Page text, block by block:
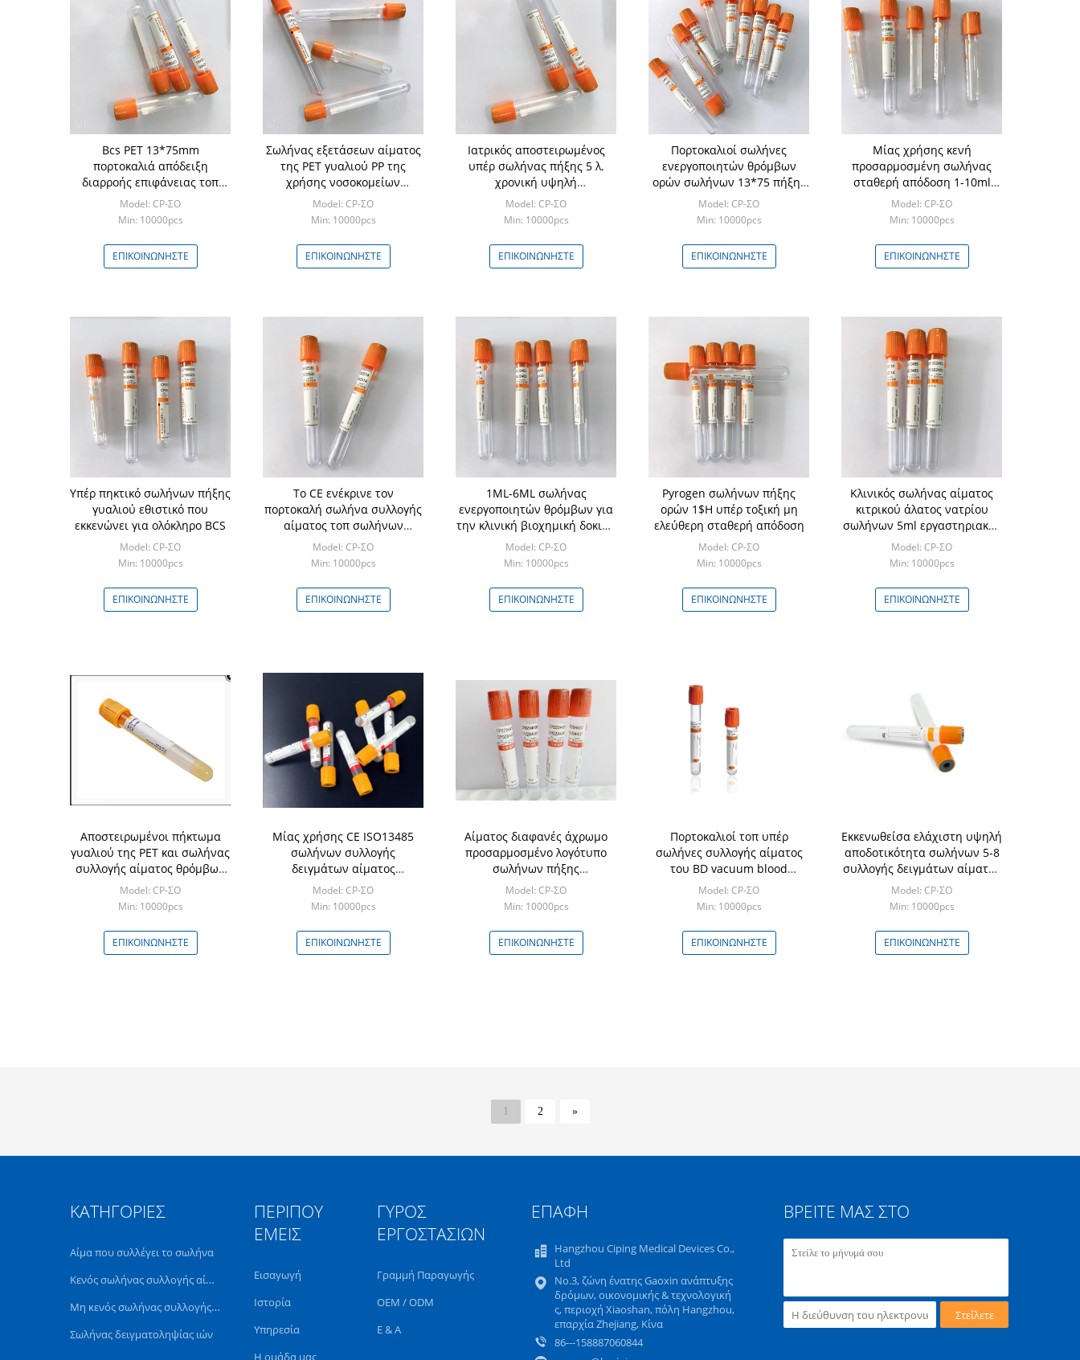
Bcs PET 13*75mm
πορτοκαλιά απόδειξη
διαρροής επιφάνειας τοπ
σωλήνων αίματος ομαλή
εσωτερική
Model: CP-ΣΟ
Min: 10000pcs
ΕΠΙΚΟΙΝΩΝΉΣΤΕ
Σωλήνας εξετάσεων αίματος
της PET γυαλιού PP της
χρήσης νοσοκομείων
ενεργοποιητών 4ml 5ml
θρόμβων ορών
Model: CP-ΣΟ
Min: 10000pcs
ΕΠΙΚΟΙΝΩΝΉΣΤΕ
Ιατρικός αποστειρωμένος
υπέρ σωλήνας πήξης 5 λ.
χρονική υψηλή
αποδοτικότητα
φυγοκεντρικότητας
Model: CP-ΣΟ
Min: 10000pcs
ΕΠΙΚΟΙΝΩΝΉΣΤΕ
Πορτοκαλιοί σωλήνες
ενεργοποιητών θρόμβων
ορών σωλήνων 13*75 πήξης
ΚΑΠ υπέρ
Model: CP-ΣΟ
Min: 10000pcs
ΕΠΙΚΟΙΝΩΝΉΣΤΕ
Μίας χρήσης κενή
προσαρμοσμένη σωλήνας
σταθερή απόδοση 1-10ml
συλλογής αίματος
Model: CP-ΣΟ
Min: 10000pcs
ΕΠΙΚΟΙΝΩΝΉΣΤΕ
Υπέρ πηκτικό σωλήνων πήξης
γυαλιού εθιστικό που
εκκενώνει για ολόκληρο BCS
Model: CP-ΣΟ
Min: 10000pcs
ΕΠΙΚΟΙΝΩΝΉΣΤΕ
Το CE ενέκρινε τον
πορτοκαλή σωλήνα συλλογής
αίματος τοπ σωλήνων
αίματος κενό
Model: CP-ΣΟ
Min: 10000pcs
ΕΠΙΚΟΙΝΩΝΉΣΤΕ
1ML-6ML σωλήνας
ενεργοποιητών θρόμβων για
την κλινική βιοχημική δοκιμή
εξέτασης
Model: CP-ΣΟ
Min: 10000pcs
ΕΠΙΚΟΙΝΩΝΉΣΤΕ
Pyrogen σωλήνων πήξης
ορών 1$Η υπέρ τοξική μη
ελεύθερη σταθερή απόδοση
Model: CP-ΣΟ
Min: 10000pcs
ΕΠΙΚΟΙΝΩΝΉΣΤΕ
Κλινικός σωλήνας αίματος
κιτρικού άλατος νατρίου
σωλήνων 5ml εργαστηριακής
υπέρ πήξης
Model: CP-ΣΟ
Min: 10000pcs
ΕΠΙΚΟΙΝΩΝΉΣΤΕ
Αποστειρωμένοι πήκτωμα
γυαλιού της PET και σωλήνας
συλλογής αίματος θρόμβων
καμία πρόσθετη ουσία
Model: CP-ΣΟ
Min: 10000pcs
ΕΠΙΚΟΙΝΩΝΉΣΤΕ
Μίας χρήσης CE ISO13485
σωλήνων συλλογής
δειγμάτων αίματος
πιστοποιημένο
Model: CP-ΣΟ
Min: 10000pcs
ΕΠΙΚΟΙΝΩΝΉΣΤΕ
Αίματος διαφανές άχρωμο
προσαρμοσμένο λογότυπο
σωλήνων πήξης
αποθήκευσης υπέρ
Model: CP-ΣΟ
Min: 10000pcs
ΕΠΙΚΟΙΝΩΝΉΣΤΕ
Πορτοκαλιοί τοπ υπέρ
σωλήνες συλλογής αίματος
του BD vacuum blood
colletion tube σωλήνων
πήξης
Model: CP-ΣΟ
Min: 10000pcs
ΕΠΙΚΟΙΝΩΝΉΣΤΕ
Εκκενωθείσα ελάχιστη υψηλή
αποδοτικότητα σωλήνων 5-8
συλλογής δειγμάτων αίματος
ορών
Model: CP-ΣΟ
Min: 10000pcs
ΕΠΙΚΟΙΝΩΝΉΣΤΕ
1 2 »
ΚΑΤΗΓΟΡΊΕΣ
Αίμα που συλλέγει το σωλήνα
Κενός σωλήνας συλλογής αίματος
Μη κενός σωλήνας συλλογής αίματος
Σωλήνας δειγματοληψίας ιών
ΠΕΡΊΠΟΥ
ΕΜΕΊΣ
Εισαγωγή
Ιστορία
Υπηρεσία
Η ομάδα μας
ΓΎΡΟΣ
ΕΡΓΟΣΤΑΣΊΩΝ
Γραμμή Παραγωγής
OEM / ODM
Ε & Α
ΕΠΑΦΉ
Hangzhou Ciping Medical Devices Co.,
Ltd
No.3, ζώνη ένατης Gaoxin ανάπτυξης
δρόμων, οικονομικής & τεχνολογική
ς, περιοχή Xiaoshan, πόλη Hangzhou,
επαρχία Zhejiang, Κίνα
86---158887060844
ΒΡΕΊΤΕ ΜΑΣ ΣΤΟ
Στείλετε